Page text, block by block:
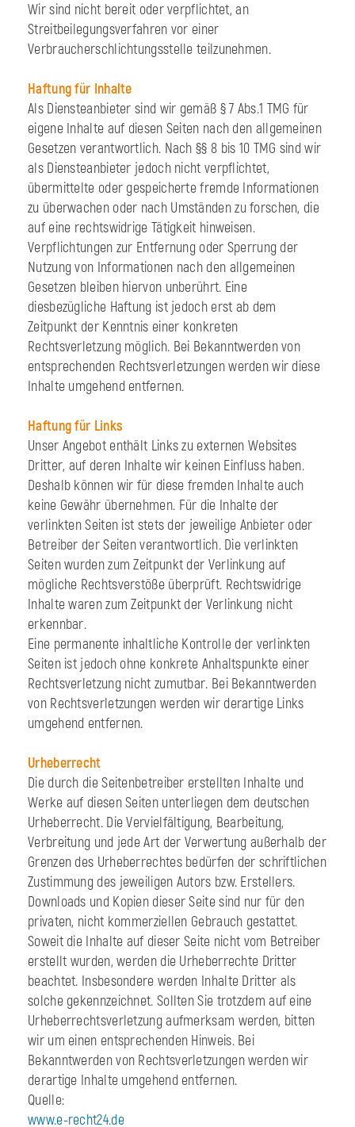
Wir sind nicht bereit oder verpflichtet, an
Streitbeilegungsverfahren vor einer
Verbraucherschlichtungsstelle teilzunehmen.
Haftung für Inhalte
Als Diensteanbieter sind wir gemäß § 7 Abs.1 TMG für
eigene Inhalte auf diesen Seiten nach den allgemeinen
Gesetzen verantwortlich. Nach §§ 8 bis 10 TMG sind wir
als Diensteanbieter jedoch nicht verpflichtet,
übermittelte oder gespeicherte fremde Informationen
zu überwachen oder nach Umständen zu forschen, die
auf eine rechtswidrige Tätigkeit hinweisen.
Verpflichtungen zur Entfernung oder Sperrung der
Nutzung von Informationen nach den allgemeinen
Gesetzen bleiben hiervon unberührt. Eine
diesbezügliche Haftung ist jedoch erst ab dem
Zeitpunkt der Kenntnis einer konkreten
Rechtsverletzung möglich. Bei Bekanntwerden von
entsprechenden Rechtsverletzungen werden wir diese
Inhalte umgehend entfernen.
Haftung für Links
Unser Angebot enthält Links zu externen Websites
Dritter, auf deren Inhalte wir keinen Einfluss haben.
Deshalb können wir für diese fremden Inhalte auch
keine Gewähr übernehmen. Für die Inhalte der
verlinkten Seiten ist stets der jeweilige Anbieter oder
Betreiber der Seiten verantwortlich. Die verlinkten
Seiten wurden zum Zeitpunkt der Verlinkung auf
mögliche Rechtsverstöße überprüft. Rechtswidrige
Inhalte waren zum Zeitpunkt der Verlinkung nicht
erkennbar.
Eine permanente inhaltliche Kontrolle der verlinkten
Seiten ist jedoch ohne konkrete Anhaltspunkte einer
Rechtsverletzung nicht zumutbar. Bei Bekanntwerden
von Rechtsverletzungen werden wir derartige Links
umgehend entfernen.
Urheberrecht
Die durch die Seitenbetreiber erstellten Inhalte und
Werke auf diesen Seiten unterliegen dem deutschen
Urheberrecht. Die Vervielfältigung, Bearbeitung,
Verbreitung und jede Art der Verwertung außerhalb der
Grenzen des Urheberrechtes bedürfen der schriftlichen
Zustimmung des jeweiligen Autors bzw. Erstellers.
Downloads und Kopien dieser Seite sind nur für den
privaten, nicht kommerziellen Gebrauch gestattet.
Soweit die Inhalte auf dieser Seite nicht vom Betreiber
erstellt wurden, werden die Urheberrechte Dritter
beachtet. Insbesondere werden Inhalte Dritter als
solche gekennzeichnet. Sollten Sie trotzdem auf eine
Urheberrechtsverletzung aufmerksam werden, bitten
wir um einen entsprechenden Hinweis. Bei
Bekanntwerden von Rechtsverletzungen werden wir
derartige Inhalte umgehend entfernen.
Quelle:
www.e-recht24.de